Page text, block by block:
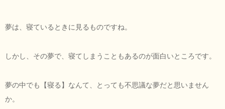
夢は、寝ているときに見るものですね。
しかし、その夢で、寝てしまうこともあるのが面白いところです。
夢の中でも【寝る】なんて、とっても不思議な夢だと思いません
か。